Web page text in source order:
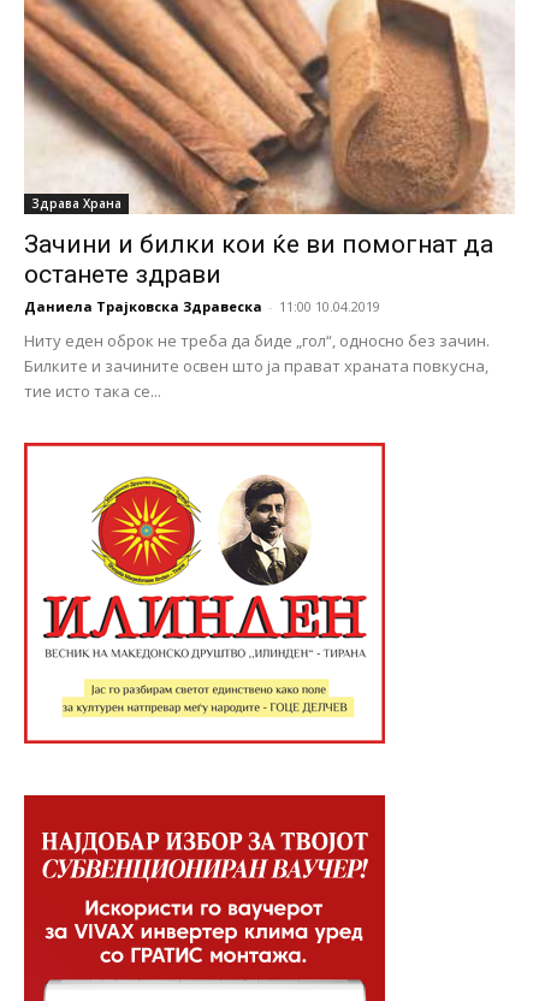
Здравa Храна
Зачини и билки кои ќе ви помогнат да
останете здрави
Даниела Трајковска Здравеска - 11:00 10.04.2019
Ниту еден оброк не треба да биде „гол“, односно без зачин.
Билките и зачините освен што ја прават храната повкусна,
тие исто така се...